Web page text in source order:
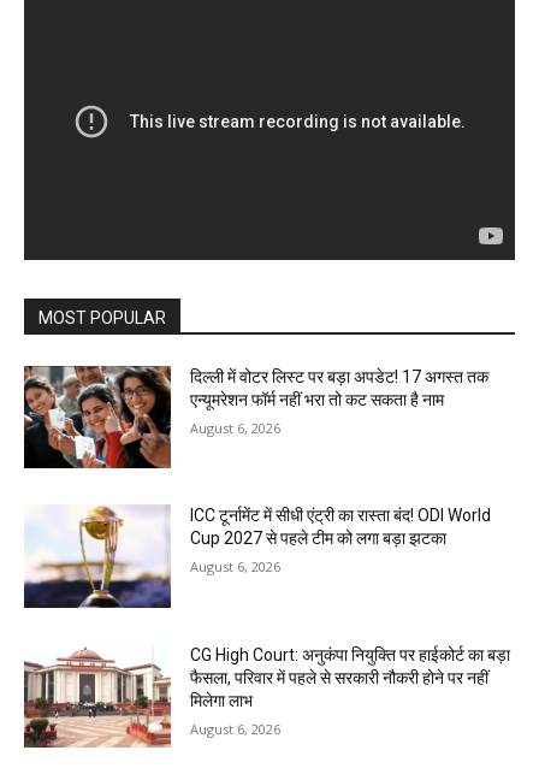
MOST POPULAR
दिल्ली में वोटर लिस्ट पर बड़ा अपडेट! 17 अगस्त तक
एन्यूमरेशन फॉर्म नहीं भरा तो कट सकता है नाम
August 6, 2026
ICC टूर्नामेंट में सीधी एंट्री का रास्ता बंद! ODI World
Cup 2027 से पहले टीम को लगा बड़ा झटका
August 6, 2026
CG High Court: अनुकंपा नियुक्ति पर हाईकोर्ट का बड़ा
फैसला, परिवार में पहले से सरकारी नौकरी होने पर नहीं
मिलेगा लाभ
August 6, 2026